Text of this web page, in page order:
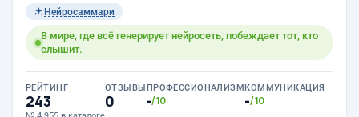
Нейросаммари
В мире, где всё генерирует нейросеть, побеждает тот, кто
слышит.
РЕЙТИНГ
243
ОТЗЫВЫ
0
ПРОФЕССИОНАЛИЗМ
-/10
КОММУНИКАЦИЯ
-/10